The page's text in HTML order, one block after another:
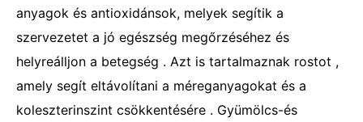
anyagok és antioxidánsok, melyek segítik a
szervezetet a jó egészség megőrzéséhez és
helyreálljon a betegség . Azt is tartalmaznak rostot ,
amely segít eltávolítani a méreganyagokat és a
koleszterinszint csökkentésére . Gyümölcs-és